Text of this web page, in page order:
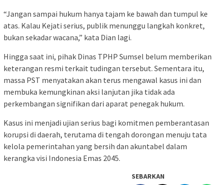
“Jangan sampai hukum hanya tajam ke bawah dan tumpul ke
atas. Kalau Kejati serius, publik menunggu langkah konkret,
bukan sekadar wacana,” kata Dian lagi.
Hingga saat ini, pihak Dinas TPHP Sumsel belum memberikan
keterangan resmi terkait tudingan tersebut. Sementara itu,
massa PST menyatakan akan terus mengawal kasus ini dan
membuka kemungkinan aksi lanjutan jika tidak ada
perkembangan signifikan dari aparat penegak hukum.
Kasus ini menjadi ujian serius bagi komitmen pemberantasan
korupsi di daerah, terutama di tengah dorongan menuju tata
kelola pemerintahan yang bersih dan akuntabel dalam
kerangka visi Indonesia Emas 2045.
SEBARKAN